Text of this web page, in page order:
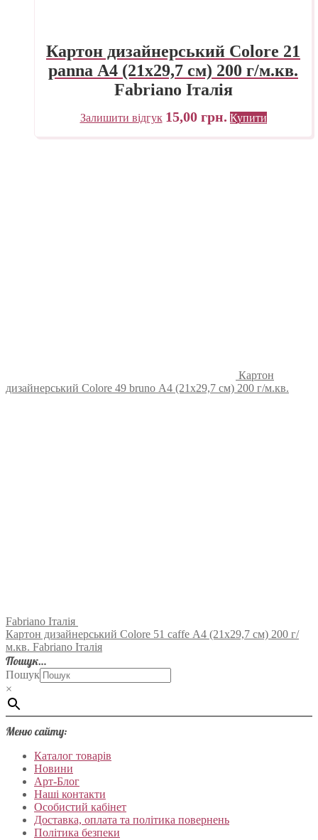
Картон дизайнерський Colore 21
panna А4 (21х29,7 см) 200 г/м.кв.
Fabriano Італія
Залишити відгук 15,00 грн. Купити
Картон
дизайнерський Colore 49 bruno А4 (21х29,7 см) 200 г/м.кв.
Fabriano Італія
Картон дизайнерський Colore 51 caffe А4 (21х29,7 см) 200 г/
м.кв. Fabriano Італія
Пошук…
Пошук
×
Меню сайту:
Каталог товарів
Новини
Арт-Блог
Наші контакти
Особистий кабінет
Доставка, оплата та політика повернень
Політика безпеки